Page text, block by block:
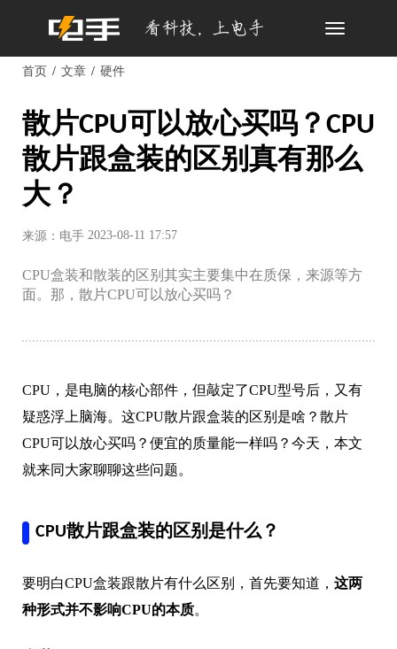
Toggle
首页 文章 硬件
散片CPU可以放心买吗？CPU
散片跟盒装的区别真有那么
大？
来源：电手 2023-08-11 17:57
CPU盒装和散装的区别其实主要集中在质保，来源等方
面。那，散片CPU可以放心买吗？
CPU，是电脑的核心部件，但敲定了CPU型号后，又有
疑惑浮上脑海。这CPU散片跟盒装的区别是啥？散片
CPU可以放心买吗？便宜的质量能一样吗？今天，本文
就来同大家聊聊这些问题。
CPU散片跟盒装的区别是什么？
要明白CPU盒装跟散片有什么区别，首先要知道， 这两
种形式并不影响CPU的本质。